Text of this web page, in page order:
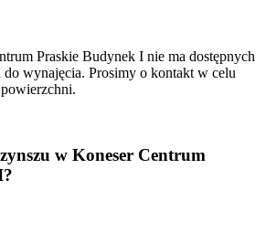
Praskie Budynek I nie ma dostępnych
wynajęcia. Prosimy o kontakt w celu
w Koneser Centrum